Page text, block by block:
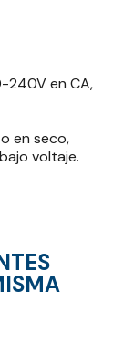
240V en CA,
en seco,
voltaje.